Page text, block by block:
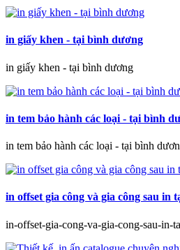
in giấy khen - tại bình dương
in giấy khen - tại bình dương
in tem bảo hành các loại - tại bình
in tem bảo hành các loại - tại bình
in offset gia công và gia công sau in
in-offset-gia-cong-va-gia-cong-sau-in-